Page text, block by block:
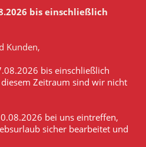
bis einschließlich
Kunden,
bis einschließlich
Zeitraum sind wir nicht
bei uns eintreffen,
sicher bearbeitet und